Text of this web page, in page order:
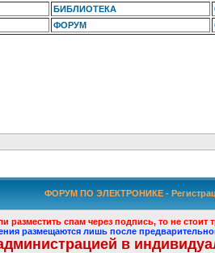
БИБЛИОТЕКА
ФОРУМ
ФОРУМ ПО ЭЛЕКТРОНИКЕ -
спам через подпись, то не
размещаются лишь после
в